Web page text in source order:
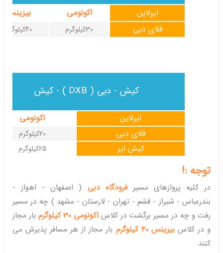
بیزینس اکونومی ایرلاین
40کیلوگرم 30کیلوگرم فلای دبی
کیش - دبی ( DXB ) - کیش
اکونومی ایرلاین
20کیلوگرم فلای دبی
25کیلوگرم کیش ایر
توجه :!
در کلیه پروازهای مسیرفرودگاه دبی ( اصفهان - اهواز -
بندرعباس - شیراز - قشم - تهران - لارستان - مشهد ) چه در مسیر
رفت و چه در مسیر برگشت در کلاس اکونومی 30 کیلوگرم
بار مجاز
و در کلاسبیزینس 40 کیلوگرم
بار مجاز از هر مسافر پذیرش می
کنند